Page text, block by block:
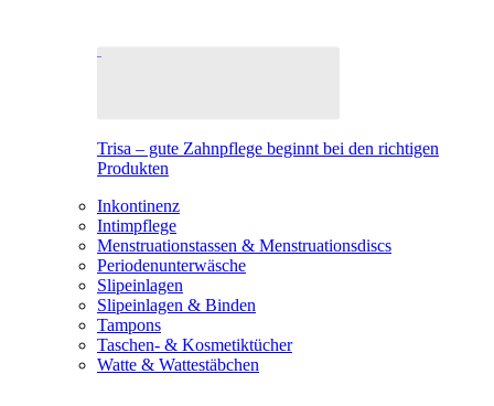
Trisa – gute Zahnpflege beginnt bei den richtigen
Produkten
Inkontinenz
Intimpflege
Menstruationstassen & Menstruationsdiscs
Periodenunterwäsche
Slipeinlagen
Slipeinlagen & Binden
Tampons
Taschen- & Kosmetiktücher
Watte & Wattestäbchen